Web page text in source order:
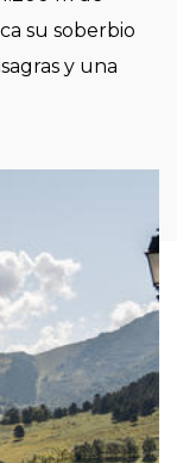
su soberbio
y una